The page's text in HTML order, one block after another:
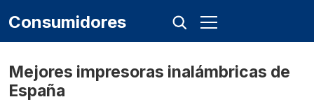
Consumidores
Mejores impresoras inalámbricas de
España